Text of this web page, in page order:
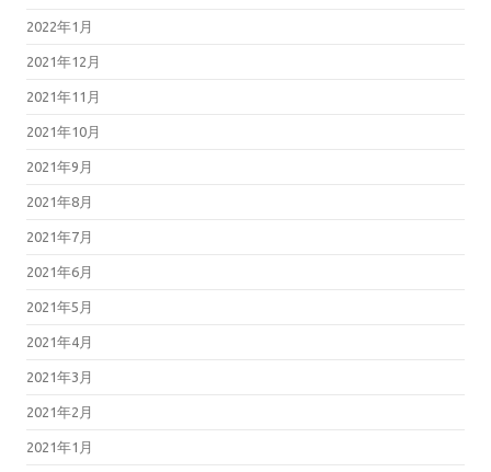
2022年1月
2021年12月
2021年11月
2021年10月
2021年9月
2021年8月
2021年7月
2021年6月
2021年5月
2021年4月
2021年3月
2021年2月
2021年1月